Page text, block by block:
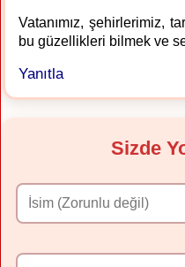
Vatanımız, şehirlerimiz,
bu güzellikleri bilmek ve
Yanıtla
Sizde